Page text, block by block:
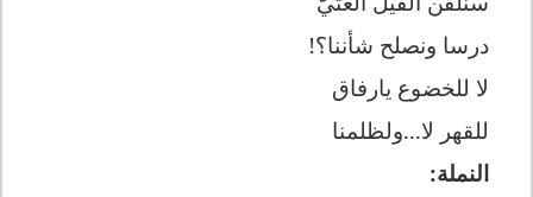
درسا ونصلح شأننا؟!
لا للخضوع يارفاق
للقهر لا...ولظلمنا
النملة: